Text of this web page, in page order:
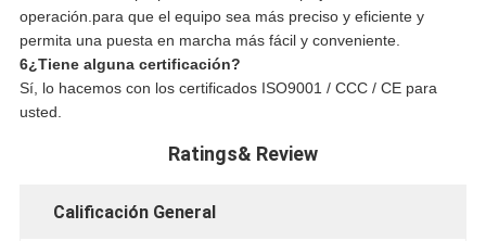
operación.para que el equipo sea más preciso y eficiente y
permita una puesta en marcha más fácil y conveniente.
6¿Tiene alguna certificación?
Sí, lo hacemos con los certificados ISO9001 / CCC / CE para
usted.
Ratings& Review
Calificación General